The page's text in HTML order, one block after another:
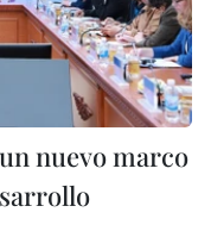
nuevo marco